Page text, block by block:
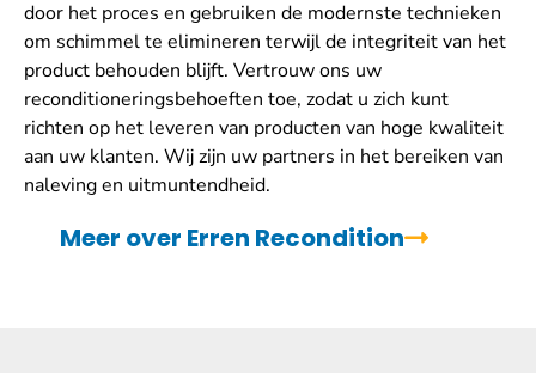
door het proces en gebruiken de modernste technieken
om schimmel te elimineren terwijl de integriteit van het
product behouden blijft. Vertrouw ons uw
reconditioneringsbehoeften toe, zodat u zich kunt
richten op het leveren van producten van hoge kwaliteit
aan uw klanten. Wij zijn uw partners in het bereiken van
naleving en uitmuntendheid.
Meer over Erren Recondition